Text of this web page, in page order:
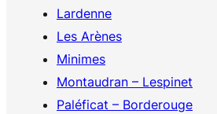
Lardenne
Les Arènes
Minimes
Montaudran – Lespinet
Paléficat – Borderouge